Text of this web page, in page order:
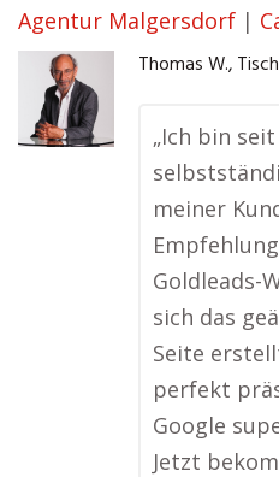
Agentur Malgersdorf |
Thomas W.,
„Ich bin
meiner
Goldleads-
sich das
Seite
perfekt
Google
Jetzt